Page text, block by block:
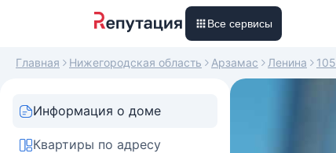
Все сервисы
Главная Нижегородская область Арзамас Ленина 105
Информация о доме
Квартиры по адресу